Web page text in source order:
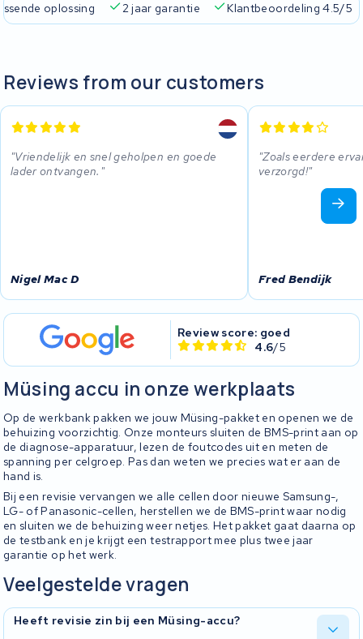
oplossing 2 jaar garantie Klantbeoordeling 4.5/5
Reviews from our customers
Vriendelijk en snel geholpen en goede
lader ontvangen.
Nigel Mac D
Zoals eerdere
verzorgd!
Fred Bendijk
Review score: goed
4.6/5
Müsing accu in onze werkplaats
Op de werkbank pakken we jouw Müsing-pakket en openen we de
behuizing voorzichtig. Onze monteurs sluiten de BMS-print aan op
de diagnose-apparatuur, lezen de foutcodes uit en meten de
spanning per celgroep. Pas dan weten we precies wat er aan de
hand is.
Bij een revisie vervangen we alle cellen door nieuwe Samsung-,
LG- of Panasonic-cellen, herstellen we de BMS-print waar nodig
en sluiten we de behuizing weer netjes. Het pakket gaat daarna op
de testbank en je krijgt een testrapport mee plus twee jaar
garantie op het werk.
Veelgestelde vragen
Heeft revisie zin bij een Müsing-accu?